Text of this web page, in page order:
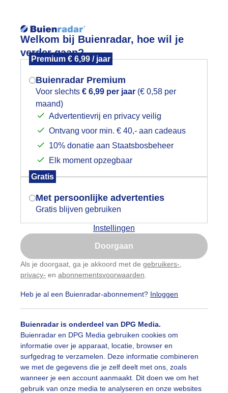
Welkom bij Buienradar, hoe wil je
verder gaan?
Premium € 6,99 / jaar
Buienradar Premium
Voor slechts € 6,99 per jaar (€ 0,58 per
maand)
Advertentievrij en privacy veilig
Ontvang voor min. € 40,- aan cadeaus
10% donatie aan Staatsbosbeheer
Elk moment opzegbaar
Gratis
Met persoonlijke advertenties
Gratis blijven gebruiken
Instellingen
Doorgaan
Als je doorgaat, ga je akkoord met de gebruikers-
privacy- en abonnementsvoorwaarden
Heb je al een Buienradar-abonnement? Inloggen
Buienradar is onderdeel van DPG Media.
Buienradar en DPG Media gebruiken cookies om
informatie over je apparaat, locatie, browser en
surfgedrag te verzamelen. Deze informatie combineren
we met de gegevens die je zelf deelt met ons, zoals
wanneer je een account aanmaakt. Dit doen we om het
gebruik van onze media te analyseren en onze websites
Foto en video Weerzine
Mogen we je locatie gebruiken voor
het weer?
Indien je hier nog geen akkoord op hebt
gegeven, verschijnt er zo een pop-up uit
je browser waarin deze toestemming
gevraagd wordt.
Is goed, toon de popup
Nu niet, misschien later
Gebruik je Safari en wil je niet elke dag deze pop-up
Klikhierom dit aan te passen